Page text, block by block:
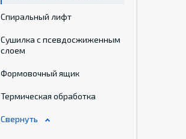
Спиральный лифт
Сушилка с псевдосжиженным
слоем
Формовочный ящик
Термическая обработка